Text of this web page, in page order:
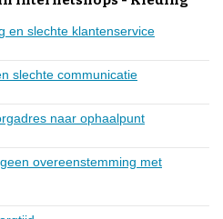
en slechte klantenservice
slechte communicatie
naar ophaalpunt
overeenstemming met